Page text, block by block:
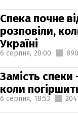
Спека почне
розповіли,
Україні
6 серпня, 20:00 890
Замість спеки
коли
6 серпня, 18:53